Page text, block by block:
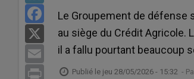
Facebook
Email
Print
Le Groupement de défense
au siège du Crédit Agricole.
il a fallu pourtant beaucoup
Publié le jeu 28/05/2026 - 15:32 -